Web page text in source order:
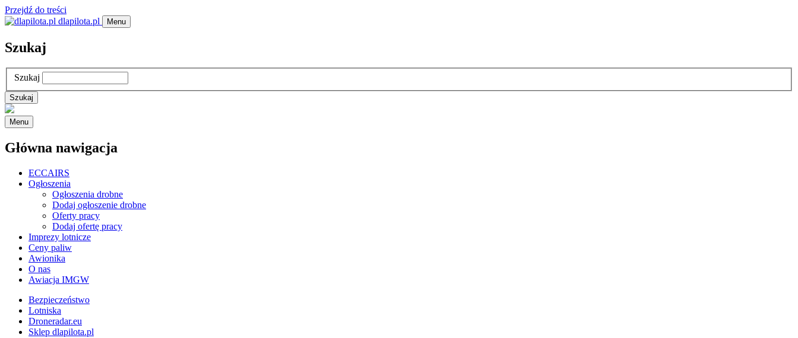
Przejdź do treści
dlapilota.pl
Menu
Szukaj
Szukaj
Menu
Główna nawigacja
ECCAIRS
Ogłoszenia
Ogłoszenia drobne
Dodaj ogłoszenie drobne
Oferty pracy
Dodaj ofertę pracy
Imprezy lotnicze
Ceny paliw
Awionika
O nas
Awiacja IMGW
Bezpieczeństwo
Lotniska
Droneradar.eu
Sklep dlapilota.pl